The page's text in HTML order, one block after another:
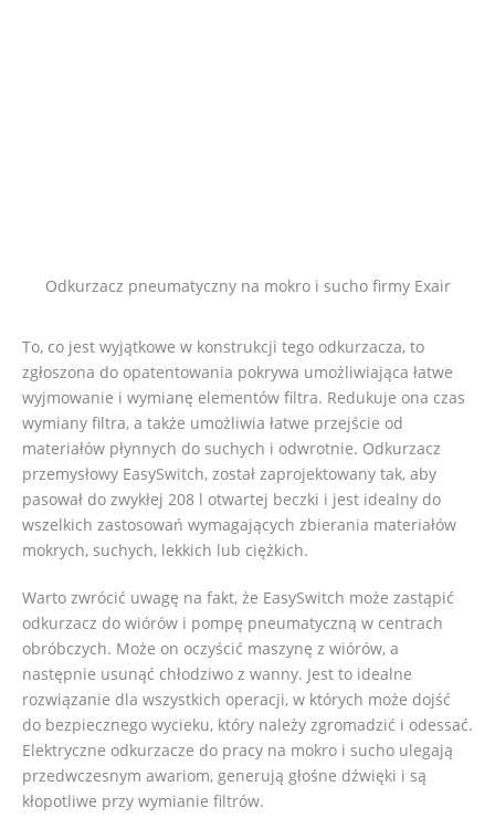
Odkurzacz pneumatyczny na mokro i sucho firmy Exair
To, co jest wyjątkowe w konstrukcji tego odkurzacza, to
zgłoszona do opatentowania pokrywa umożliwiająca łatwe
wyjmowanie i wymianę elementów filtra. Redukuje ona czas
wymiany filtra, a także umożliwia łatwe przejście od
materiałów płynnych do suchych i odwrotnie. Odkurzacz
przemysłowy EasySwitch, został zaprojektowany tak, aby
pasował do zwykłej 208 l otwartej beczki i jest idealny do
wszelkich zastosowań wymagających zbierania materiałów
mokrych, suchych, lekkich lub ciężkich.
Warto zwrócić uwagę na fakt, że EasySwitch może zastąpić
odkurzacz do wiórów i pompę pneumatyczną w centrach
obróbczych. Może on oczyścić maszynę z wiórów, a
następnie usunąć chłodziwo z wanny. Jest to idealne
rozwiązanie dla wszystkich operacji, w których może dojść
do bezpiecznego wycieku, który należy zgromadzić i odessać.
Elektryczne odkurzacze do pracy na mokro i sucho ulegają
przedwczesnym awariom, generują głośne dźwięki i są
kłopotliwe przy wymianie filtrów.